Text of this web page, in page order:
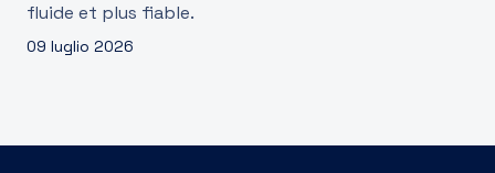
fluide et plus fiable.
09 luglio 2026